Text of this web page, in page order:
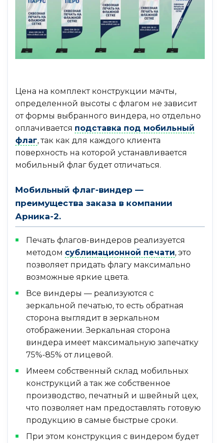
Цена на комплект конструкции мачты,
определенной высоты с флагом не зависит
от формы выбранного виндера, но отдельно
оплачивается подставка под мобильный
флаг, так как для каждого клиента
поверхность на которой устанавливается
мобильный флаг будет отличаться.
Мобильный флаг-виндер —
преимущества заказа в компании
Арника-2.
Печать флагов-виндеров реализуется
методом сублимационной печати, это
позволяет придать флагу максимально
возможные яркие цвета.
Все виндеры — реализуются с
зеркальной печатью, то есть обратная
сторона выглядит в зеркальном
отображении. Зеркальная сторона
виндера имеет максимальную запечатку
75%-85% от лицевой.
Имеем собственный склад мобильных
конструкций а так же собственное
производство, печатный и швейный цех,
что позволяет нам предоставлять готовую
продукцию в самые быстрые сроки.
При этом конструкция с виндером будет